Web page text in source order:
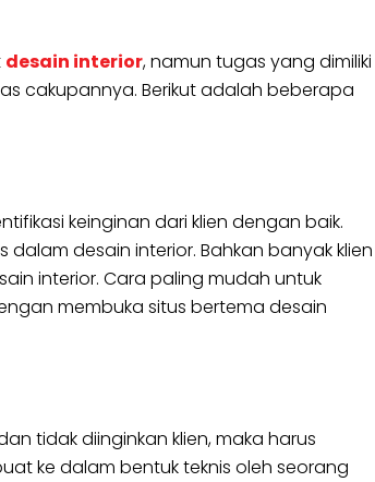
desain interior, namun tugas yang dimiliki
cakupannya. Berikut adalah beberapa
keinginan dari klien dengan baik.
desain interior. Bahkan banyak klien
interior. Cara paling mudah untuk
membuka situs bertema desain
tidak diinginkan klien, maka harus
ke dalam bentuk teknis oleh seorang